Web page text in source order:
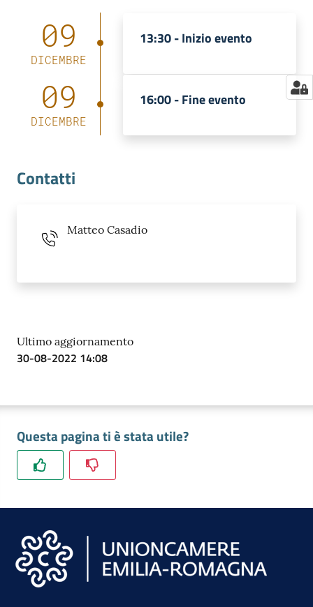
09
DICEMBRE
13:30 -Inizio evento
09
DICEMBRE
16:00 -Fine evento
Contatti
Matteo Casadio
Ultimo aggiornamento
30-08-2022 14:08
Questa pagina ti è stata utile?